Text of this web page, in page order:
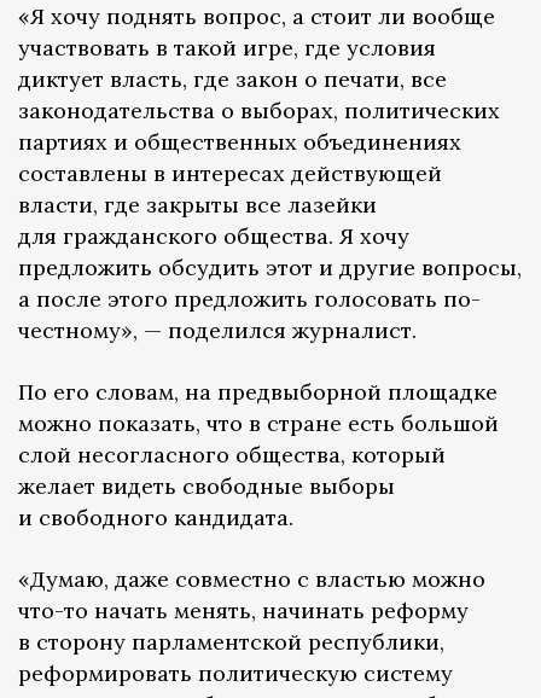
«Я хочу поднять вопрос, а стоит ли вообще
участвовать в такой игре, где условия
диктует власть, где закон о печати, все
законодательства о выборах, политических
партиях и общественных объединениях
составлены в интересах действующей
власти, где закрыты все лазейки
для гражданского общества. Я хочу
предложить обсудить этот и другие вопросы,
а после этого предложить голосовать по-
честному», — поделился журналист.
По его словам, на предвыборной площадке
можно показать, что в стране есть большой
слой несогласного общества, который
желает видеть свободные выборы
и свободного кандидата.
«Думаю, даже совместно с властью можно
что-то начать менять, начинать реформу
в сторону парламентской республики,
реформировать политическую систему